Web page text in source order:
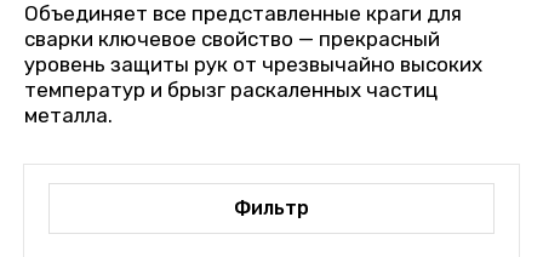
Объединяет все представленные краги для
сварки ключевое свойство — прекрасный
уровень защиты рук от чрезвычайно высоких
температур и брызг раскаленных частиц
металла.
Фильтр